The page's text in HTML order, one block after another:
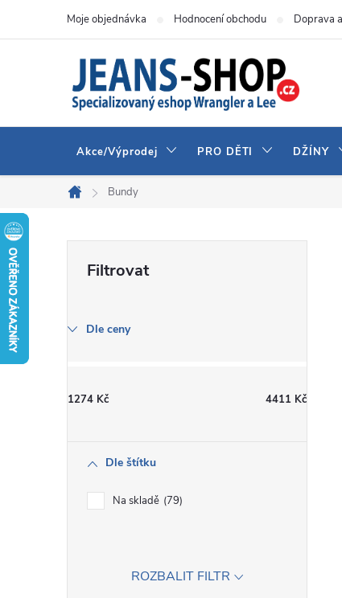
Moje objednávka Hodnocení obchodu Doprava a
Akce/Výprodej PRO DĚTI DŽÍNY
Domů
Bundy
s
Dle ceny
1274 Kč 4411 Kč
Dle štítku
Na skladě 79
ROZBALIT FILTR